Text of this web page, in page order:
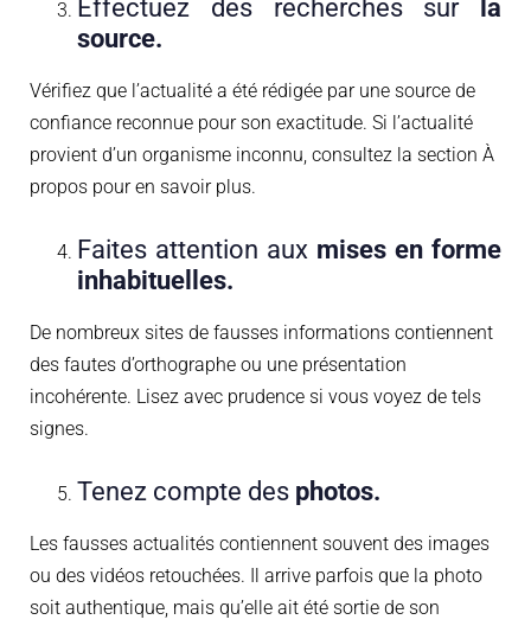
Effectuez des recherches sur
la
source.
Vérifiez que l’actualité a été rédigée par une source de
confiance reconnue pour son exactitude. Si l’actualité
provient d’un organisme inconnu, consultez la section À
propos pour en savoir plus.
Faites attention aux mises en forme
inhabituelles.
De nombreux sites de fausses informations contiennent
des fautes d’orthographe ou une présentation
incohérente. Lisez avec prudence si vous voyez de tels
signes.
Tenez compte des photos.
Les fausses actualités contiennent souvent des images
ou des vidéos retouchées. Il arrive parfois que la photo
soit authentique, mais qu’elle ait été sortie de son